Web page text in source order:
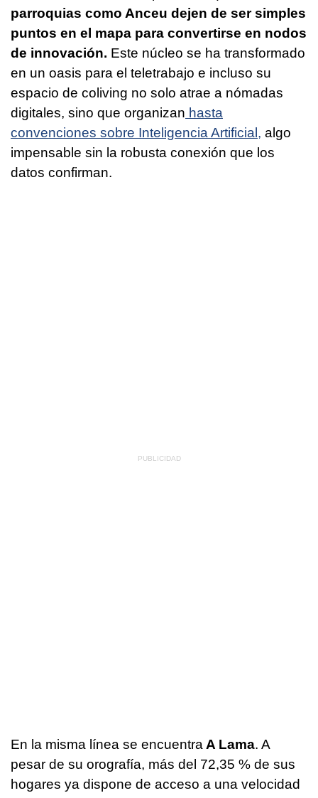
parroquias como Anceu dejen de ser simples
puntos en el mapa para convertirse en nodos
de innovación. Este núcleo se ha transformado
en un oasis para el teletrabajo e incluso su
espacio de coliving no solo atrae a nómadas
digitales, sino que organizan hasta
convenciones sobre Inteligencia Artificial, algo
impensable sin la robusta conexión que los
datos confirman.
En la misma línea se encuentraA Lama. A
pesar de su orografía, más del 72,35 % de sus
hogares ya dispone de acceso a una velocidad